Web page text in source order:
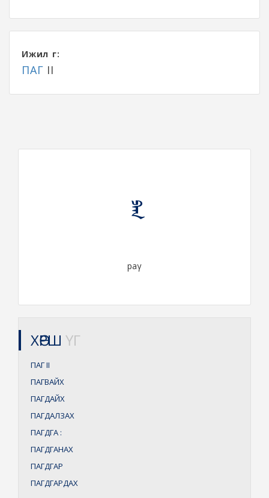
Ижил үг:
ПАГ II
ᠫᠠᠭ
paγ
ХӨРШ ҮГ
ПАГII
ПАГВАЙХ
ПАГДАЙХ
ПАГДАЛЗАХ
ПАГДГА :
ПАГДГАНАХ
ПАГДГАР
ПАГДГАРДАХ